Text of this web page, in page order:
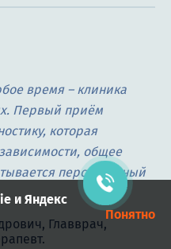
Готов помочь
мне, если у
появятся вопросы.
время – клиника
Первый приём
которая
общее
персональный
и Яндекс
Понятно